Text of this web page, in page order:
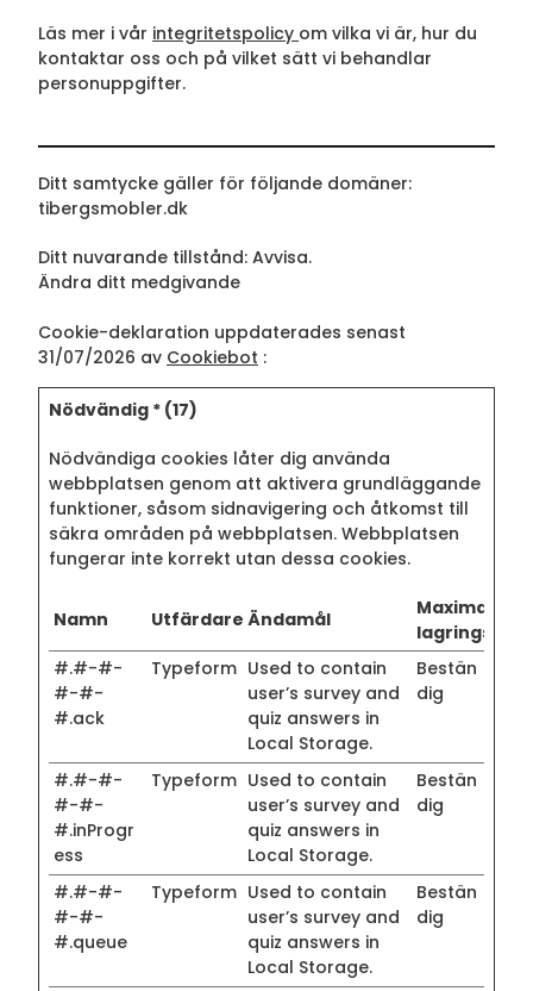
Läs mer i vår integritetspolicy om vilka vi är, hur du
kontaktar oss och på vilket sätt vi behandlar
personuppgifter.
Ditt samtycke gäller för följande domäner:
tibergsmobler.dk
Ditt nuvarande tillstånd: Avvisa.
Ändra ditt medgivande
Cookie-deklaration uppdaterades senast
31/07/2026 av Cookiebot :
Nödvändig * (17)
Nödvändiga cookies låter dig använda
webbplatsen genom att aktivera grundläggande
funktioner, såsom sidnavigering och åtkomst till
säkra områden på webbplatsen. Webbplatsen
fungerar inte korrekt utan dessa cookies.
Namn Utfärdare Ändamål
Maximal
lagringstid
#.#-#-
#-#-
#.ack
Typeform Used to contain
user’s survey and
quiz answers in
Local Storage.
Bestän
dig
#.#-#-
#-#-
#.inProgr
ess
Typeform Used to contain
user’s survey and
quiz answers in
Local Storage.
Bestän
dig
#.#-#-
#-#-
#.queue
Typeform Used to contain
user’s survey and
quiz answers in
Local Storage.
Bestän
dig